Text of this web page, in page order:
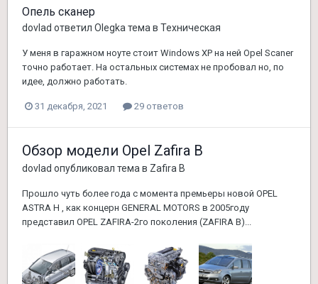
Опель сканер
dovlad ответил Olegka тема в Техническая
У меня в гаражном ноуте стоит Windows XP на ней Opel Scaner
точно работает. На остальных системах не пробовал но, по
идее, должно работать.
31 декабря, 2021 29 ответов
Обзор модели Opel Zafira B
dovlad опубликовал тема в Zafira B
Прошло чуть более года с момента премьеры новой OPEL
ASTRA H , как концерн GENERAL MOTORS в 2005году
представил OPEL ZAFIRA-2го поколения (ZAFIRA B)...